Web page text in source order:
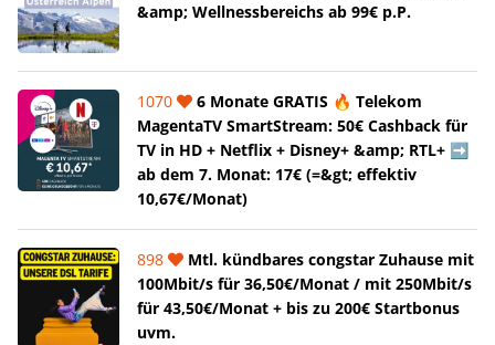
&amp; Wellnessbereichs ab 99€ p.P.
1070
6 Monate GRATIS 🔥 Telekom
MagentaTV SmartStream: 50€ Cashback für
TV in HD + Netflix + Disney+ &amp; RTL+ ➡️
ab dem 7. Monat: 17€ (=&gt; effektiv
10,67€/Monat)
898
Mtl. kündbares congstar Zuhause mit
100Mbit/s für 36,50€/Monat / mit 250Mbit/s
für 43,50€/Monat + bis zu 200€ Startbonus
uvm.